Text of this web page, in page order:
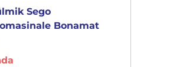
Sego
Bonamat